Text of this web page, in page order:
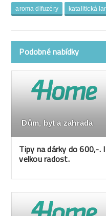
aroma difuzéry katalitická
Podobné nabídky
Dům, byt a zahrada
Tipy na dárky do 600,-.
velkou radost.